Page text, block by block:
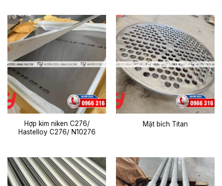
Hợp kim niken C276/
Hastelloy C276/ N10276
Mặt bích Titan